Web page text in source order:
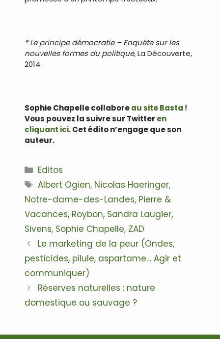
* Le principe démocratie – Enquête sur les
nouvelles formes du politique, La Découverte,
2014.
Sophie Chapelle collaboreau site Basta !
Vous pouvez la suivre sur Twitter en
cliquant ici.Cet édito n’engage que son
auteur.
Catégories
Editos
Étiquettes
Albert Ogien, Nicolas Haeringer,
Notre-dame-des-Landes, Pierre &
Vacances, Roybon, Sandra Laugier,
Sivens, Sophie Chapelle, ZAD
Navigation
des
articles
Le marketing de la peur (Ondes,
pesticides, pilule, aspartame… Agir et
communiquer)
Réserves naturelles : nature
domestique ou sauvage ?